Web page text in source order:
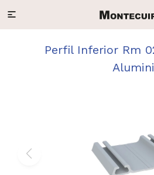

Perfil Inferior Rm